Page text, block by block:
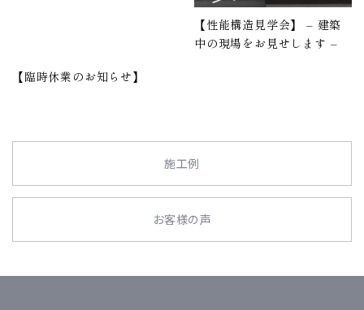
【臨時休業のお知らせ】
【性能構造見学会】 – 建築
中の現場をお見せします –
施工例
お客様の声